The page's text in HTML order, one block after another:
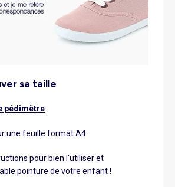
sa taille
pédimètre
une feuille format A4
pour bien l'utiliser et
pointure de votre enfant !